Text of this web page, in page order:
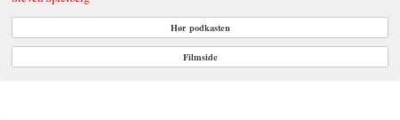
Hør podkasten
Filmside